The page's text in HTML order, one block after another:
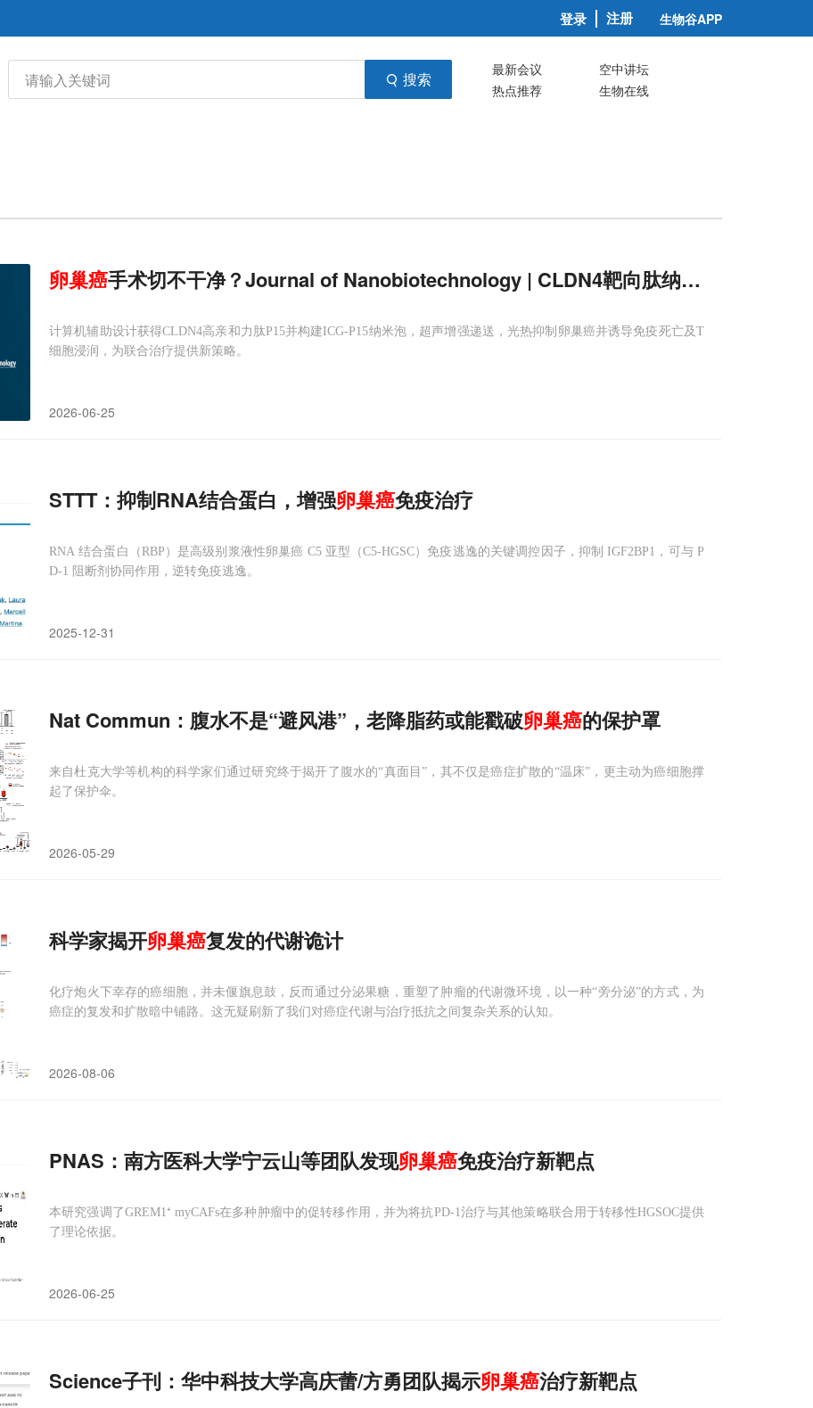
登录 注册 生物谷APP
搜索 最新会议
空中讲坛
热点推荐
生物在线
卵巢癌手术切不干净？Journal of Nanobiotechnology | CLDN4靶向肽纳米泡联合超声
计算机辅助设计获得CLDN4高亲和力肽P15并构建ICG-P15纳米泡，超声增强递送，光热抑制卵巢癌并诱导免疫死亡及T
细胞浸润，为联合治疗提供新策略。
2026-06-25
STTT：抑制RNA结合蛋白，增强卵巢癌免疫治疗
RNA 结合蛋白（RBP）是高级别浆液性卵巢癌 C5 亚型（C5-HGSC）免疫逃逸的关键调控因子，抑制 IGF2BP1，可与 P
D-1 阻断剂协同作用，逆转免疫逃逸。
2025-12-31
Nat Commun：腹水不是“避风港”，老降脂药或能戳破卵巢癌的保护罩
来自杜克大学等机构的科学家们通过研究终于揭开了腹水的“真面目”，其不仅是癌症扩散的“温床”，更主动为癌细胞撑
起了保护伞。
2026-05-29
科学家揭开卵巢癌复发的代谢诡计
化疗炮火下幸存的癌细胞，并未偃旗息鼓，反而通过分泌果糖，重塑了肿瘤的代谢微环境，以一种“旁分泌”的方式，为
癌症的复发和扩散暗中铺路。这无疑刷新了我们对癌症代谢与治疗抵抗之间复杂关系的认知。
2026-08-06
PNAS：南方医科大学宁云山等团队发现卵巢癌免疫治疗新靶点
本研究强调了GREM1⁺ myCAFs在多种肿瘤中的促转移作用，并为将抗PD-1治疗与其他策略联合用于转移性HGSOC提供
了理论依据。
2026-06-25
Science子刊：华中科技大学高庆蕾/方勇团队揭示卵巢癌治疗新靶点